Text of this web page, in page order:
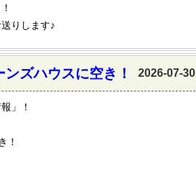
りします♪
ズハウスに空き！ 2026-07-30
」！
！